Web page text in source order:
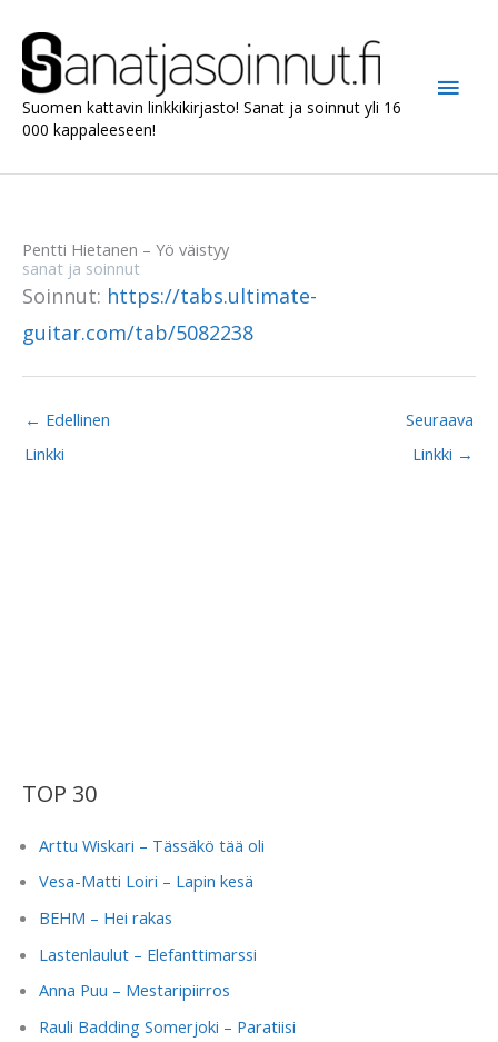
sisältöön
Suomen kattavin linkkikirjasto! Sanat ja soinnut yli 16
000 kappaleeseen!
Pentti Hietanen – Yö väistyy
sanat ja soinnut
Soinnut: https://tabs.ultimate-
guitar.com/tab/5082238
← Edellinen
Linkki
Seuraava
Linkki →
TOP 30
Arttu Wiskari – Tässäkö tää oli
Vesa-Matti Loiri – Lapin kesä
BEHM – Hei rakas
Lastenlaulut – Elefanttimarssi
Anna Puu – Mestaripiirros
Rauli Badding Somerjoki – Paratiisi